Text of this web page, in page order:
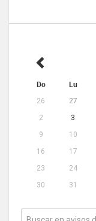
Do Lu
26 27
2
3
9
10
16
17
23
24
30
31